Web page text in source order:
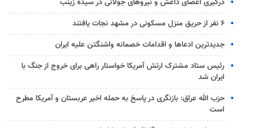
درگیری اعضای داعش و نیروهای جولانی در سیده زینب
۶ نفر از حریق منزل مسکونی در مشهد نجات یافتند
جدیدترین ادعاها و اقدامات خصمانه واشنگتن علیه ایران
رئیس ستاد مشترک ارتش آمریکا خواستار راهی برای خروج از جنگ با
ایران شد
حزب الله عراق: بازنگری در پاسخ به حمله اخیر عربستان و آمریکا مطرح
است